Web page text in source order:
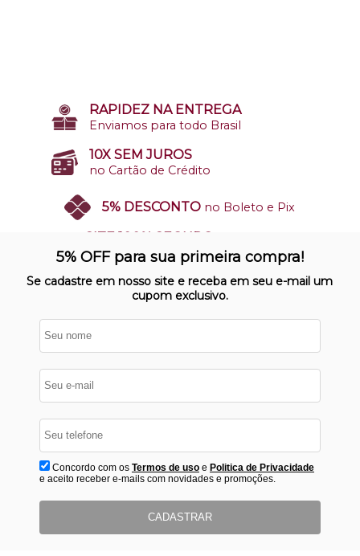
RAPIDEZ NA ENTREGA
Enviamos para todo Brasil
10X SEM JUROS
no Cartão de Crédito
5% DESCONTO no Boleto e Pix
SITE 100% SEGURO
Nosso site opera em ambiente
protegido
5% OFF para sua primeira compra!
Se cadastre em nosso site e receba em seu e-mail um
cupom exclusivo.
Concordo com os Termos de usoe Politica de Privacidade
e aceito receber e-mails com novidades e promoções.
CADASTRAR